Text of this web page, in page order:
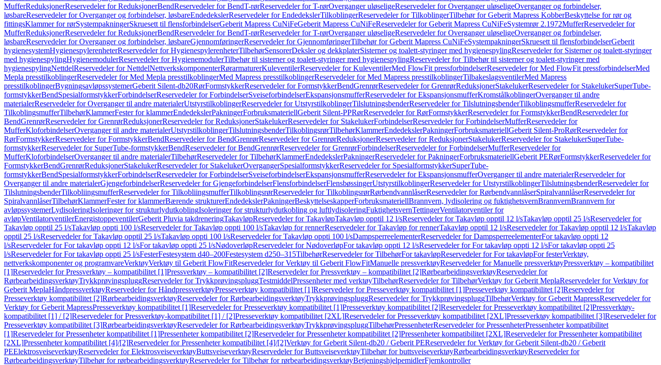
MufferReduksjonerReservedeler for ReduksjonerBendReservedeler for BendT-rørReservedeler for T-rørOverganger uløseligeReservedeler for Overganger uløseligeOverganger og forbindelser,
løsbareReservedeler for Overganger og forbindelser, løsbareEndedekslerReservedeler for EndedekslerTilkoblingerReservedeler for TilkoblingerTilbehør for Geberit Mapress KobberBeskyttelse for rør og
fittingsKlammer for rørSystempakningerSkruesett til flensforbindelserGeberit Mapress CuNiFeGeberit Mapress CuNiFeReservedeler for Geberit Mapress CuNiFeSystemrør 2.1972MufferReservedeler for
MufferReduksjonerReservedeler for ReduksjonerBendReservedeler for BendT-rørReservedeler for T-rørOverganger uløseligeReservedeler for Overganger uløseligeOverganger og forbindelser,
løsbareReservedeler for Overganger og forbindelser, løsbareGjennomføringerReservedeler for GjennomføringerTilbehør for Geberit Mapress CuNiFeSystempakningerSkruesett til flensforbindelserGeberit
hygienesystemHygienespylerenheterReservedeler for HygienespylerenheterTilbehørSensorerDeksler og dekkplaterSisterner og toalett-styringer med hygienespylingReservedeler for Sisterner og toalett-styringer
med hygienespylingHygienemodulerReservedeler for HygienemodulerTilbehør til sisterner og toalett-styringer med hygienespylingReservedeler for Tilbehør til sisterner og toalett-styringer med
hygienespylingNettdelReservedeler for NettdelNettverkskomponenterRørarmaturerKuleventilerReservedeler for KuleventilerMed FlowFit pressforbindelserReservedeler for Med FlowFit pressforbindelserMed
Mepla presstilkoblingerReservedeler for Med Mepla presstilkoblingerMed Mapress presstilkoblingerReservedeler for Med Mapress presstilkoblingerTilbakeslagsventilerMed Mapress
presstilkoblingerBygningsavløpssystemerGeberit Silent-db20RørFormstykkerReservedeler for FormstykkerBendGrenrørReservedeler for GrenrørReduksjonerStakelukerReservedeler for StakelukerSuperTube-
formstykkerBendSpesialformstykkerForbindelserReservedeler for ForbindelserSveiseforbindelserEkspansjonsmufferReservedeler for EkspansjonsmufferKromstålkoblingerOverganger til andre
materialerReservedeler for Overganger til andre materialerUtstyrstilkoblingerReservedeler for UtstyrstilkoblingerTilslutningsbenderReservedeler for TilslutningsbenderTilkoblingsmufferReservedeler for
TilkoblingsmufferTilbehørKlammerFester for klammerEndedekslerPakningerForbruksmateriellGeberit Silent-PPRørReservedeler for RørFormstykkerReservedeler for FormstykkerBendReservedeler for
BendGrenrørReservedeler for GrenrørReduksjonerReservedeler for ReduksjonerStakelukerReservedeler for StakelukerForbindelserReservedeler for ForbindelserMufferReservedeler for
MufferKloforbindelserOverganger til andre materialerUtstyrstilkoblingerTilslutningsbenderTilkoblingsrørTilbehørKlammerEndedekslerPakningerForbruksmateriellGeberit Silent-ProRørReservedeler for
RørFormstykkerReservedeler for FormstykkerBendReservedeler for BendGrenrørReservedeler for GrenrørReduksjonerReservedeler for ReduksjonerStakelukerReservedeler for StakelukerSuperTube-
formstykkerReservedeler for SuperTube-formstykkerBendReservedeler for BendGrenrørReservedeler for GrenrørForbindelserReservedeler for ForbindelserMufferReservedeler for
MufferKloforbindelserOverganger til andre materialerTilbehørReservedeler for TilbehørKlammerEndedekslerPakningerReservedeler for PakningerForbruksmateriellGeberit PERørFormstykkerReservedeler for
FormstykkerBendGrenrørReduksjonerStakelukerReservedeler for StakelukerOvergangerSpesialformstykkerReservedeler for SpesialformstykkerSuperTube-
formstykkerBendSpesialformstykkerForbindelserReservedeler for ForbindelserSveiseforbindelserEkspansjonsmufferReservedeler for EkspansjonsmufferOverganger til andre materialerReservedeler for
Overganger til andre materialerGjengeforbindelserReservedeler for GjengeforbindelserFlensforbindelserFlensbøssingerUtstyrstilkoblingerReservedeler for UtstyrstilkoblingerTilslutningsbenderReservedeler for
TilslutningsbenderTilkobliingsmufferReservedeler for TilkobliingsmufferTilkoblingsrørReservedeler for TilkoblingsrørRørbendvannlåserReservedeler for RørbendvannlåserSpiralvannlåserReservedeler for
SpiralvannlåserTilbehørKlammerFester for klammerBærende strukturerEndedekslerPakningerBeskyttelseskapperForbruksmateriellBrannvern, lydisolering og fuktighetsvernBrannvernBrannvern for
avløpssystemerLydisoleringIsoleringer for strukturlydutkoblingIsoleringer for strukturlydutkobling og luftlydisoleringFuktighetsvernTettingerVentilatorventiler for
avløpVentilatorventilerEnergistoppeventilerGeberit Pluvia takdreneringTakavløpReservedeler for TakavløpTakavløp opptil 12 l/sReservedeler for Takavløp opptil 12 l/sTakavløp opptil 25 l/sReservedeler for
Takavløp opptil 25 l/sTakavløp oppti 100 l/sReservedeler for Takavløp oppti 100 l/sTakavløp for rennerReservedeler for Takavløp for rennerTakavløp opptil 12 l/sReservedeler for Takavløp opptil 12 l/sTakavløp
opptil 25 l/sReservedeler for Takavløp opptil 25 l/sTakavløp oppti 100 l/sReservedeler for Takavløp oppti 100 l/sDampsperreelementerReservedeler for DampsperreelementerFor takavløp oppti 12
l/sReservedeler for For takavløp oppti 12 l/sFor takavløp oppti 25 l/sNødoverløpReservedeler for NødoverløpFor takavløp oppti 12 l/sReservedeler for For takavløp oppti 12 l/sFor takavløp oppti 25
l/sReservedeler for For takavløp oppti 25 l/sFesterFestesystem d40–200Festesystem d250–315TilbehørReservedeler for TilbehørFor takavløpReservedeler for For takavløpFor festerVerktøy,
nettverkskomponenter og programvareVerktøyVerktøy til Geberit FlowFitReservedeler for Verktøy til Geberit FlowFitManuelle pressverktøyReservedeler for Manuelle pressverktøyPressverktøy – kompatibilitet
[1]Reservedeler for Pressverktøy – kompatibilitet [1]Pressverktøy – kompatibilitet [2]Reservedeler for Pressverktøy – kompatibilitet [2]RørbearbeidingsverktøyReservedeler for
RørbearbeidingsverktøyTrykkprøvingspluggReservedeler for TrykkprøvingspluggTestmiddelPressenheter med verktøyTilbehørReservedeler for TilbehørVerktøy for Geberit MeplaReservedeler for Verktøy for
Geberit MeplaHåndpressverktøyReservedeler for HåndpressverktøyPresseverktøy kompatibilitet [1]Reservedeler for Presseverktøy kompatibilitet [1]Presseverktøy kompatibilitet [2]Reservedeler for
Presseverktøy kompatibilitet [2]RørbearbeidingsverktøyReservedeler for RørbearbeidingsverktøyTrykkprøvingspluggReservedeler for TrykkprøvingspluggTilbehørVerktøy for Geberit MapressReservedeler for
Verktøy for Geberit MapressPresseverktøy kompatibilitet [1]Reservedeler for Presseverktøy kompatibilitet [1]Presseverktøy kompatibilitet [2]Reservedeler for Presseverktøy kompatibilitet [2]Pressverktøy-
kompatibilitet [1] / [2]Reservedeler for Pressverktøy-kompatibilitet [1] / [2]Presseverktøy kompatibilitet [2XL]Reservedeler for Presseverktøy kompatibilitet [2XL]Presseverktøy kompatibilitet [3]Reservedeler for
Presseverktøy kompatibilitet [3]RørbearbeidingsverktøyReservedeler for RørbearbeidingsverktøyTrykkprøvingspluggTilbehørPressenheterReservedeler for PressenheterPressenheter kompatibilitet
[1]Reservedeler for Pressenheter kompatibilitet [1]Pressenheter kompatibilitet [2]Reservedeler for Pressenheter kompatibilitet [2]Pressenheter kompatibilitet [2XL]Reservedeler for Pressenheter kompatibilitet
[2XL]Pressenheter kompatibilitet [4]/[2]Reservedeler for Pressenheter kompatibilitet [4]/[2]Verktøy for Geberit Silent-db20 / Geberit PEReservedeler for Verktøy for Geberit Silent-db20 / Geberit
PEElektrosveiseverktøyReservedeler for ElektrosveiseverktøyButtsveiseverktøyReservedeler for ButtsveiseverktøyTilbehør for buttsveiseverktøyRørbearbeidingsverktøyReservedeler for
RørbearbeidingsverktøyTilbehør for rørbearbeidingsverktøyReservedeler for Tilbehør for rørbearbeidingsverktøyBetjeningshjelpemidlerFjernkontroller